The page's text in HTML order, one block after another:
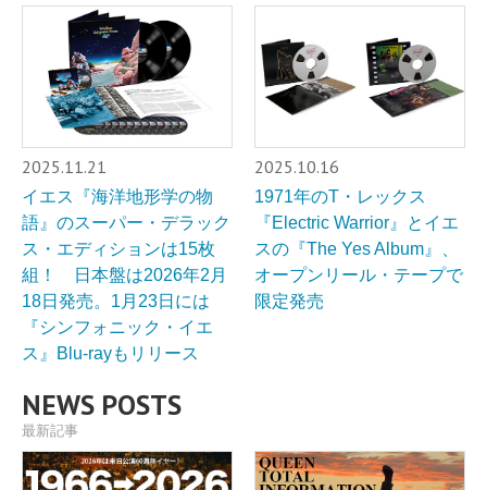
2025.11.21
イエス『海洋地形学の物
語』のスーパー・デラック
ス・エディションは15枚
組！ 日本盤は2026年2月
18日発売。1月23日には
『シンフォニック・イエ
ス』Blu-rayもリリース
2025.10.16
1971年のT・レックス
『Electric Warrior』とイエ
スの『The Yes Album』、
オープンリール・テープで
限定発売
NEWS POSTS
最新記事